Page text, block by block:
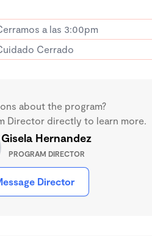
a las 3:00pm
Cerrado
about the program?
Director directly to learn more.
Gisela Hernandez
PROGRAM DIRECTOR
Director